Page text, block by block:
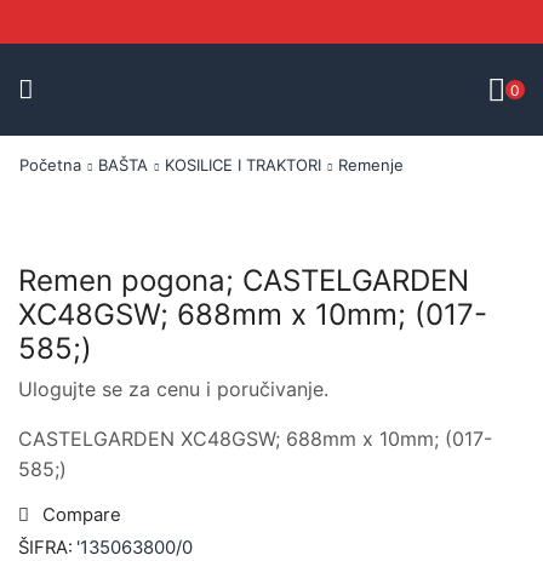
0
Početna BAŠTA KOSILICE I TRAKTORI Remenje
Remen pogona; CASTELGARDEN
XC48GSW; 688mm x 10mm; (017-
585;)
Ulogujte se za cenu i poručivanje.
CASTELGARDEN XC48GSW; 688mm x 10mm; (017-
585;)
Compare
ŠIFRA: '135063800/0